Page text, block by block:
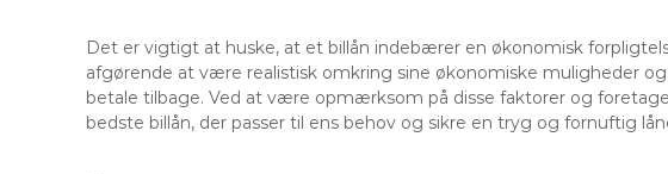
Det er vigtigt at huske, at et billån indebærer en økonomisk
afgørende at være realistisk omkring sine økonomiske muligheder
betale tilbage. Ved at være opmærksom på disse faktorer og
bedste billån, der passer til ens behov og sikre en tryg og fornuftig